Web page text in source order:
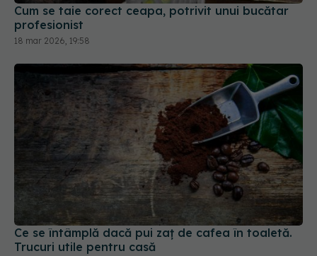
Cum se taie corect ceapa, potrivit unui bucătar
profesionist
18 mar 2026, 19:58
Ce se întâmplă dacă pui zaț de cafea în toaletă.
Trucuri utile pentru casă